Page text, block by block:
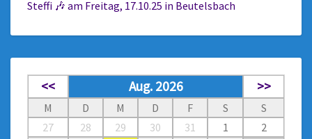
Steffi 🎶 am Freitag, 17.10.25 in Beutelsbach
<< Aug. 2026 >>
M D M D F S
S
27
28 29 30 31 1
2